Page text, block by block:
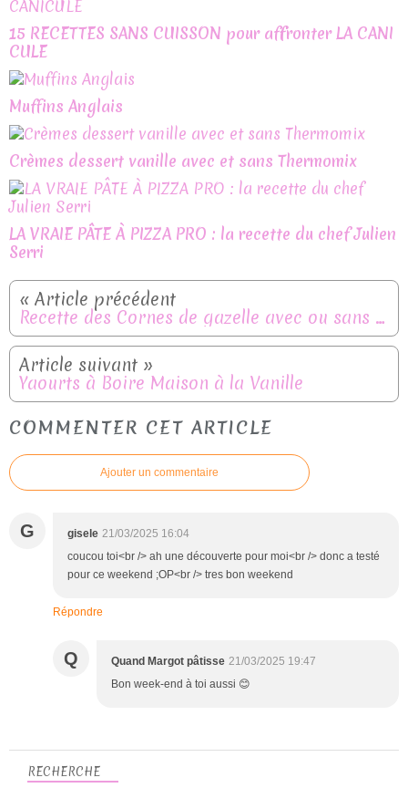
15 RECETTES SANS CUISSON pour affronter LA CANI
CULE
Muffins Anglais
Crèmes dessert vanille avec et sans Thermomix
LA VRAIE PÂTE À PIZZA PRO : la recette du chef Julien
Serri
Recette des Cornes de gazelle avec ou sans Thermomix
Yaourts à Boire Maison à la Vanille
COMMENTER CET ARTICLE
Ajouter un commentaire
G gisele 21/03/2025 16:04
coucou toi<br /> ah une découverte pour moi<br /> donc a testé
pour ce weekend ;OP<br /> tres bon weekend
Répondre
Q Quand Margot pâtisse 21/03/2025 19:47
Bon week-end à toi aussi 😊
RECHERCHE